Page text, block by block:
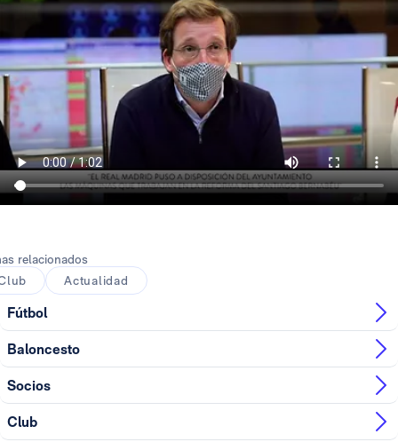
relacionados
Actualidad
Fútbol
Baloncesto
Socios
Club